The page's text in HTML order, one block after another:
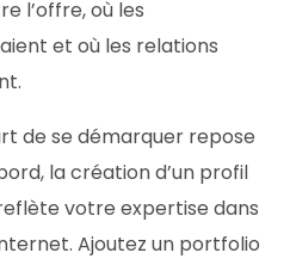
l’offre, où les
et où les relations
de se démarquer repose
la création d’un profil
votre expertise dans
Ajoutez un portfolio